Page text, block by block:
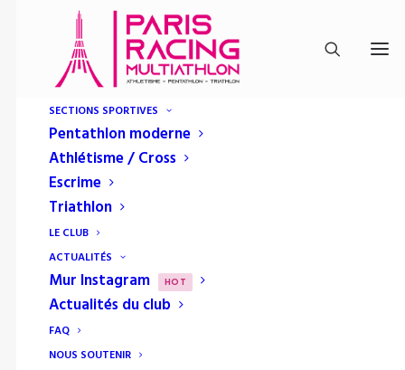
SECTIONS SPORTIVES
Pentathlon moderne
Athlétisme / Cross
Escrime
Triathlon
LE CLUB
ACTUALITÉS
Mur Instagram HOT
Actualités du club
FAQ
NOUS SOUTENIR
Club RMA Paris